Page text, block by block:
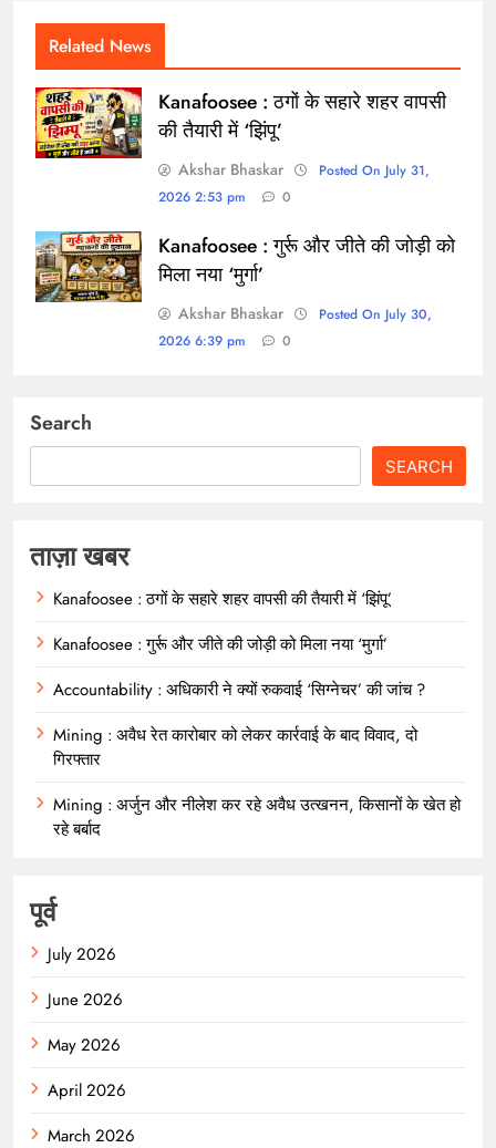
Related News
Kanafoosee : ठगों के सहारे शहर वापसी
की तैयारी में ‘झिंपू’
Akshar Bhaskar
Posted On July 31,
2026 2:53 pm
0
Kanafoosee : गुर्रू और जीते की जोड़ी को
मिला नया ‘मुर्गा’
Akshar Bhaskar
Posted On July 30,
2026 6:39 pm
0
Search
SEARCH
ताज़ा खबर
Kanafoosee : ठगों के सहारे शहर वापसी की तैयारी में ‘झिंपू’
Kanafoosee : गुर्रू और जीते की जोड़ी को मिला नया ‘मुर्गा’
Accountability : अधिकारी ने क्यों रुकवाई ‘सिग्नेचर’ की जांच ?
Mining : अवैध रेत कारोबार को लेकर कार्रवाई के बाद विवाद, दो
गिरफ्तार
Mining : अर्जुन और नीलेश कर रहे अवैध उत्खनन, किसानों के खेत हो
रहे बर्बाद
पूर्व
July 2026
June 2026
May 2026
April 2026
March 2026